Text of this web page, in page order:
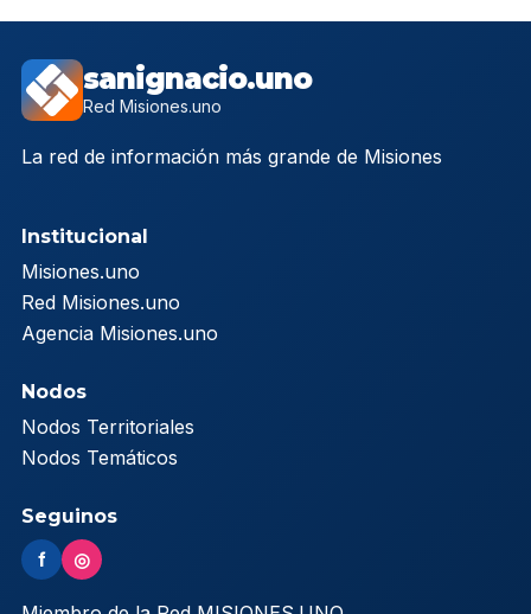
sanignacio.uno
Red Misiones.uno
La red de información más grande de Misiones
Institucional
Misiones.uno
Red Misiones.uno
Agencia Misiones.uno
Nodos
Nodos Territoriales
Nodos Temáticos
Seguinos
f ◎